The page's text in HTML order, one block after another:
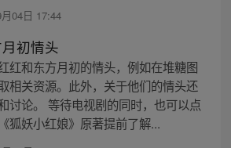
04日 17:44
初情头
红和东方月初的情头，例如在堆糖图
相关资源。此外，关于他们的情头还
讨论。 等待电视剧的同时，也可以点
狐妖小红娘》原著提前了解...